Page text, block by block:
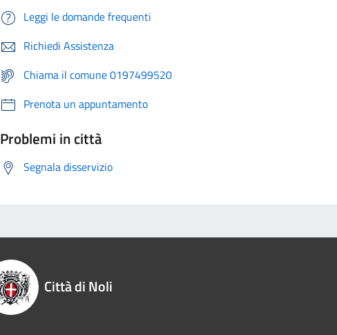
Leggi le domande frequenti
Richiedi Assistenza
Chiama il comune 0197499520
Prenota un appuntamento
Problemi in città
Segnala disservizio
Città di Noli